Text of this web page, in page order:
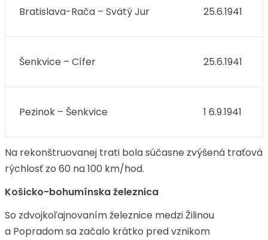
Bratislava-Rača – Svätý Jur 25.6.1941
Šenkvice – Cífer 25.6.1941
Pezinok – Šenkvice 1 6.9.1941
Na rekonštruovanej trati bola súčasne zvýšená traťová
rýchlosť zo 60 na 100 km/hod.
Košicko-bohumínska železnica
So zdvojkoľajnovaním železnice medzi Žilinou
a Popradom sa začalo krátko pred vznikom